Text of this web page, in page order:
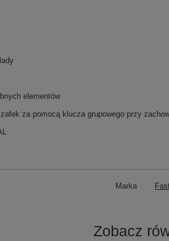
elementów
za pomocą klucza grupowego przy
Marka
Zobacz